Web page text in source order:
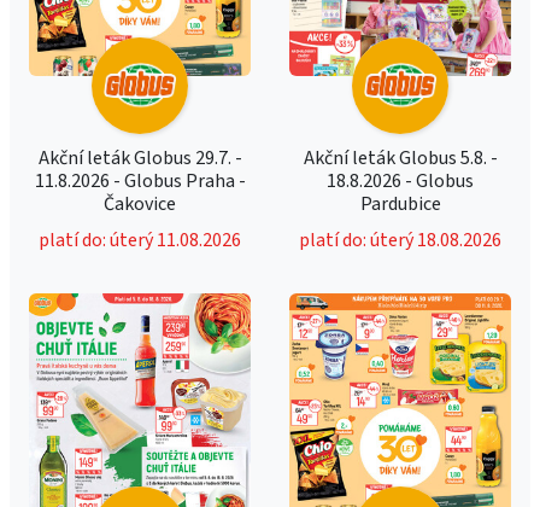
Akční leták Globus 29.7. -
11.8.2026 - Globus Praha -
Čakovice
platí do: úterý 11.08.2026
Akční leták Globus 5.8. -
18.8.2026 - Globus
Pardubice
platí do: úterý 18.08.2026